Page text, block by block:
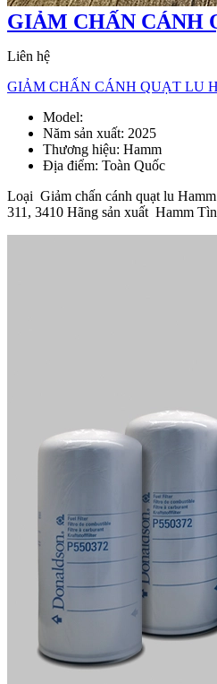
GIẢM CHẤN CÁNH
Liên hệ
GIẢM CHẤN CÁNH QUẠT LU
Model:
Năm sản xuất: 2025
Thương hiệu: Hamm
Địa điểm: Toàn Quốc
Loại Giảm chấn cánh quạt lu
311, 3410 Hãng sản xuất Hamm